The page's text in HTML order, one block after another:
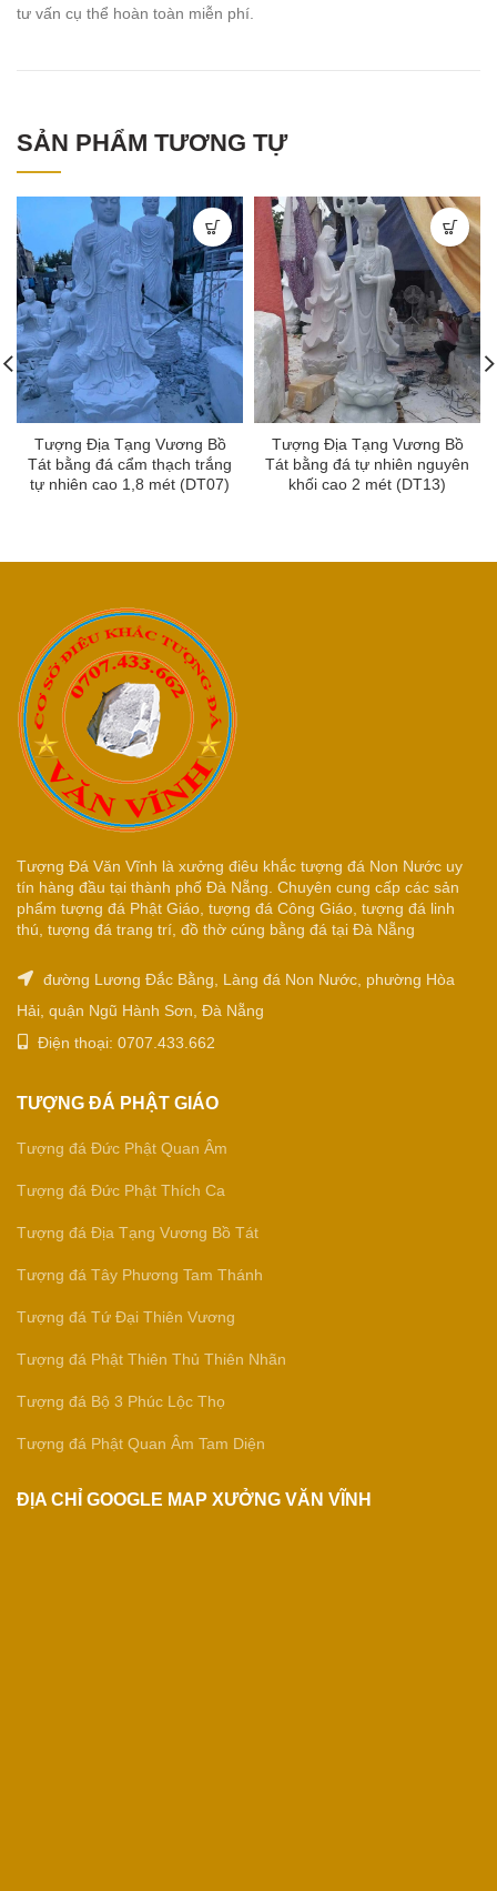
tư vấn cụ thể hoàn toàn miễn phí.
SẢN PHẨM TƯƠNG TỰ
Tượng Địa Tạng Vương Bồ
Tát bằng đá cẩm thạch trắng
tự nhiên cao 1,8 mét (DT07)
Tượng Địa Tạng Vương Bồ
Tát bằng đá tự nhiên nguyên
khối cao 2 mét (DT13)
Tượng Đá Văn Vĩnh là xưởng điêu khắc tượng đá Non Nước uy
tín hàng đầu tại thành phố Đà Nẵng. Chuyên cung cấp các sản
phẩm tượng đá Phật Giáo, tượng đá Công Giáo, tượng đá linh
thú, tượng đá trang trí, đồ thờ cúng bằng đá tại Đà Nẵng
đường Lương Đắc Bằng, Làng đá Non Nước, phường Hòa
Hải, quận Ngũ Hành Sơn, Đà Nẵng
Điện thoại: 0707.433.662
TƯỢNG ĐÁ PHẬT GIÁO
Tượng đá Đức Phật Quan Âm
Tượng đá Đức Phật Thích Ca
Tượng đá Địa Tạng Vương Bồ Tát
Tượng đá Tây Phương Tam Thánh
Tượng đá Tứ Đại Thiên Vương
Tượng đá Phật Thiên Thủ Thiên Nhãn
Tượng đá Bộ 3 Phúc Lộc Thọ
Tượng đá Phật Quan Âm Tam Diện
ĐỊA CHỈ GOOGLE MAP XƯỞNG VĂN VĨNH